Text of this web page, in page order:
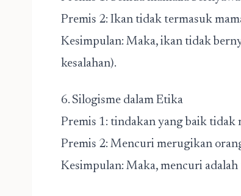
Premis 2: Ikan tidak termasuk
Kesimpulan: Maka, ikan tidak
kesalahan).
6. Silogisme dalam Etika
Premis 1: tindakan yang baik tidak
Premis 2: Mencuri merugikan
Kesimpulan: Maka, mencuri